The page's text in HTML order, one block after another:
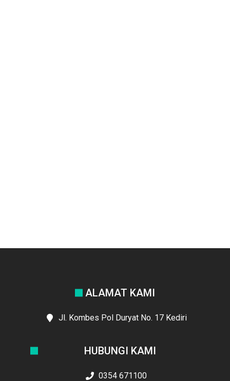
ALAMAT KAMI
Jl. Kombes Pol Duryat No. 17 Kediri
HUBUNGI KAMI
0354 671100